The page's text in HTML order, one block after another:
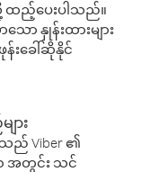
ည့်ပေးပါသည်။
နှုန်းထားများ
းခေါ်ဆိုနိုင်
ား
ည် Viber ၏
အတွင်း သင်